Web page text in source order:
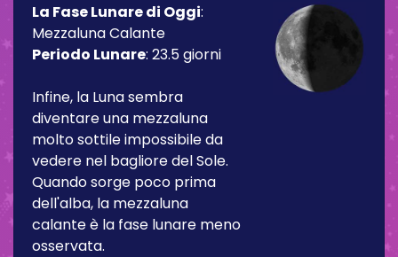
La Fase Lunare di Oggi:
Mezzaluna Calante
Periodo Lunare: 23.5 giorni
Infine, la Luna sembra
diventare una mezzaluna
molto sottile impossibile da
vedere nel bagliore del Sole.
Quando sorge poco prima
dell'alba, la mezzaluna
calante è la fase lunare meno
osservata.